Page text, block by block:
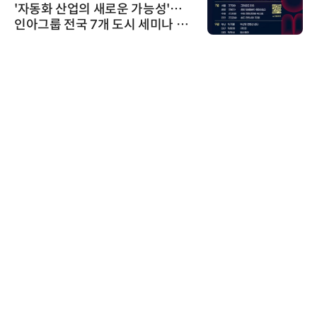
'자동화 산업의 새로운 가능성'…
인아그룹 전국 7개 도시 세미나 페